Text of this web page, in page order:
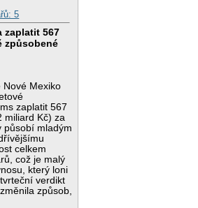
5
zaplatit 567
způsobené
Nové Mexiko
zaplatit 567
miliard Kč) za
působí mladým
celkem
což je malý
který loni
verdikt
způsob,